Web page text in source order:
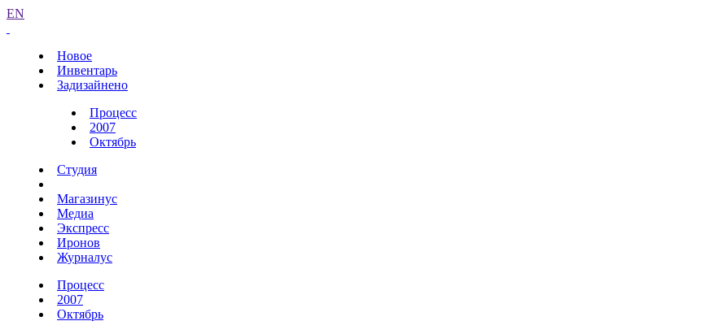
EN
Новое
Инвентарь
Задизайнено
Процесс
2007
Октябрь
Студия
Магазинус
Медиа
Экспресс
Иронов
Журналус
Процесс
2007
Октябрь